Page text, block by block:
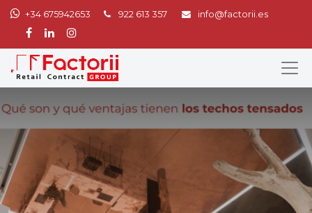
+34 675942653 922 613 357 info@factorii.es